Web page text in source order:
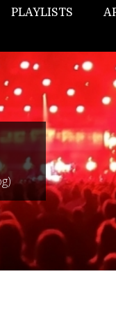
PLAYLISTS